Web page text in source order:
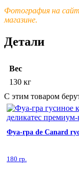
Фотография на
магазине.
Детали
Вес
130 кг
С этим товаром
Фуа-гра de Canard
180 гр.